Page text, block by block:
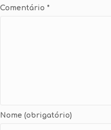
Comentário *
Nome (obrigatório)